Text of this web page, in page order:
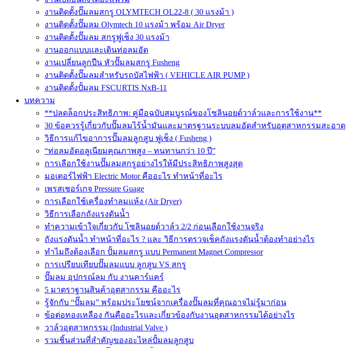
งานติดตั้งปั๊มลมสกรู OLYMTECH OL22-8 ( 30 แรงม้า )
งานติดตั้งปั๊มลม Olymtech 10 แรงม้า พร้อม Air Dryer
งานติดตั้งปั๊มลม สกรูฟูเช็ง 30 แรงม้า
งานออกแบบและเดินท่อลมอัด
งานเปลี่ยนลูกปืน หัวปั๊มลมสกรู Fusheng
งานติดตั้งปั๊มลมสำหรับรถบัสไฟฟ้า ( VEHICLE AIR PUMP )
งานติดตั้งปั้มลม FSCURTIS NxB-11
บทความ
**ปลดล็อกประสิทธิภาพ: คู่มือฉบับสมบูรณ์ของโซลินอยด์วาล์วและการใช้งาน**
30 ข้อควรรู้เกี่ยวกับปั๊มลมไร้น้ำมันและมาตรฐานระบบลมอัดสำหรับอุตสาหกรรมสะอาด
วิธีการแก้ไขอาการปั๊มลมลูกสูบ ฟูเช็ง ( Fusheng )
“ท่อลมอัดอลูเนียมคุณภาพสูง – ทนทานกว่า 10 ปี”
การเลือกใช้งานปั๊มลมสกรูอย่างไรให้มีประสิทธิภาพสูงสุด
มอเตอร์ไฟฟ้า Electric Motor คืออะไร ทำหน้าที่อะไร
เพรสเชอร์เกจ Pressure Guage
การเลือกใช้เครื่องทำลมแห้ง (Air Dryer)
วิธีการเลือกถังแรงดันน้ำ
ทำความเข้าใจเกี่ยวกับ โซลินอยด์วาล์ว 2/2 ก่อนเลือกใช้งานจริง
ถังแรงดันน้ำ ทำหน้าที่อะไร ? และ วิธีการตรวจเช็คถังแรงดันน้ำต้องทำอย่างไร
ทำไมถึงต้องเลือก ปั้มลมสกรู แบบ Permanent Magnet Compressor
การเปรียบเทียบปั๊มลมแบบ ลูกสูบ VS สกรู
ปั๊มลม อุปกรณ์ลม กับ งานคาร์แคร์
5 มาตราฐานสินค้าอุตสากรรม คืออะไร
รู้จักกับ “ปั๊มลม” พร้อมประโยชน์จากเครื่องปั๊มลมที่คุณอาจไม่รู้มาก่อน
ข้อต่อทองเหลือง กันคืออะไรและเกี่ยวข้องกับงานอุตสาหกรรมได้อย่างไร
วาล์วอุตสาหกรรม (Industrial Valve )
รวมชิ้นส่วนที่สำคัญของอะไหล่ปั้มลมลูกสูบ